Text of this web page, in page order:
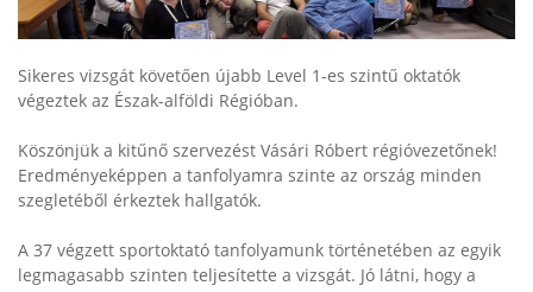
Sikeres vizsgát követően újabb Level 1-es szintű oktatók
végeztek az Észak-alföldi Régióban.
Köszönjük a kitűnő szervezést Vásári Róbert régióvezetőnek!
Eredményeképpen a tanfolyamra szinte az ország minden
szegletéből érkeztek hallgatók.
A 37 végzett sportoktató tanfolyamunk történetében az egyik
legmagasabb szinten teljesítette a vizsgát. Jó látni, hogy a